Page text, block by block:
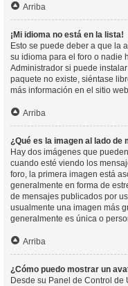
Arriba
¡Mi idioma no está en la lista!
Esto se puede deber a que la
su idioma para el foro o nadie
Administrador si puede
paquete no existe, siéntase
más información en el sitio
Arriba
¿Qué es la imagen al lado de
Hay dos imágenes que
cuando esté viendo los
foro, la primera imagen está
generalmente en forma de
de mensajes publicados por
usualmente una imagen más
generalmente es única o
Arriba
¿Cómo puedo mostrar un
Desde su Panel de Control de